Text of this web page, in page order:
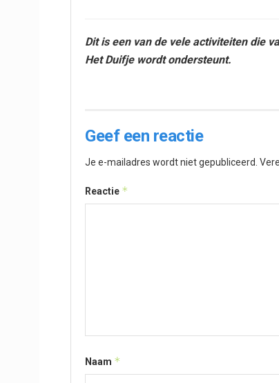
Dit is een van de vele activiteiten die
Het Duifje wordt ondersteunt.
Geef een reactie
Je e-mailadres wordt niet gepubliceerd.
Reactie *
Naam *